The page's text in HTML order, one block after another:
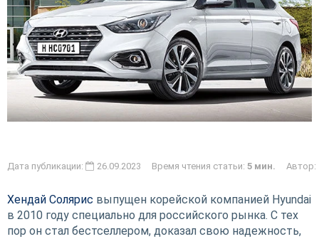
Дата публикации: 26.09.2023 Время чтения статьи: 5 мин. Автор:
Хендай Солярис выпущен корейской компанией Hyundai
в 2010 году специально для российского рынка. С тех
пор он стал бестселлером, доказал свою надежность,